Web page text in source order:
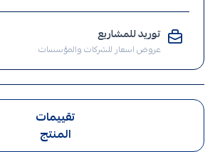
افياش توريد للمشاريع
عروض اسعار للشركات والمؤسسات
تقييمات
المنتج